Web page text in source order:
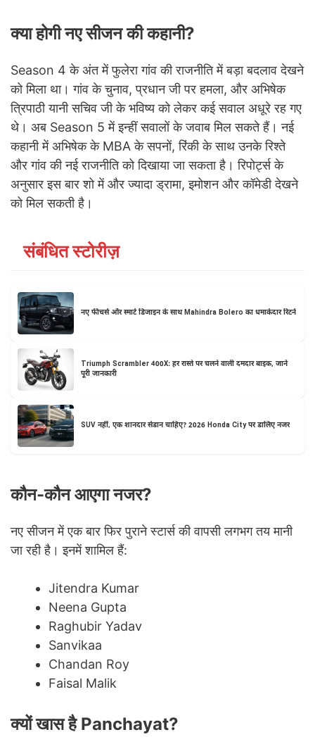
क्या होगी नए सीजन की कहानी?
Season 4 के अंत में फुलेरा गांव की राजनीति में बड़ा बदलाव देखने
को मिला था। गांव के चुनाव, प्रधान जी पर हमला, और अभिषेक
त्रिपाठी यानी सचिव जी के भविष्य को लेकर कई सवाल अधूरे रह गए
थे। अब Season 5 में इन्हीं सवालों के जवाब मिल सकते हैं। नई
कहानी में अभिषेक के MBA के सपनों, रिंकी के साथ उनके रिश्ते
और गांव की नई राजनीति को दिखाया जा सकता है। रिपोर्ट्स के
अनुसार इस बार शो में और ज्यादा ड्रामा, इमोशन और कॉमेडी देखने
को मिल सकती है।
संबंधित स्टोरीज़
नए फीचर्स और स्मार्ट डिजाइन के साथ Mahindra Bolero का धमाकेदार रिटर्न
Triumph Scrambler 400X: हर रास्ते पर चलने वाली दमदार बाइक, जानें
पूरी जानकारी
SUV नहीं, एक शानदार सेडान चाहिए? 2026 Honda City पर डालिए नजर
कौन-कौन आएगा नजर?
नए सीजन में एक बार फिर पुराने स्टार्स की वापसी लगभग तय मानी
जा रही है। इनमें शामिल हैं:
Jitendra Kumar
Neena Gupta
Raghubir Yadav
Sanvikaa
Chandan Roy
Faisal Malik
क्यों खास है Panchayat?